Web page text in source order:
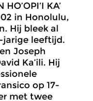
KA’
in Honolulu,
Hij bleek al
jarige leeftijd.
Joseph
Ka’ili. Hij
op 17-
met twee